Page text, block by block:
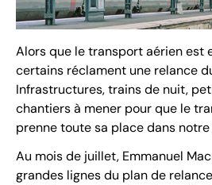
Alors que le transport aérien est
certains réclament une relance
Infrastructures, trains de nuit,
chantiers à mener pour que le
prenne toute sa place dans
Au mois de juillet, Emmanuel
grandes lignes du plan de